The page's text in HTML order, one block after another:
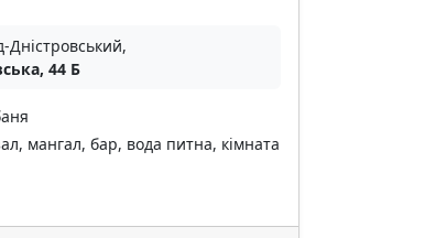
Дністровський,
44 Б
мангал, бар, вода питна, кімната